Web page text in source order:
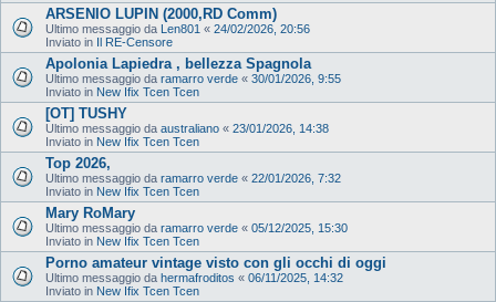
ARSENIO LUPIN (2000,RD Comm)
Ultimo messaggio da Len801 « 24/02/2026, 20:56
Inviato in Il RE-Censore
Apolonia Lapiedra , bellezza Spagnola
Ultimo messaggio da ramarro verde « 30/01/2026, 9:55
Inviato in New Ifix Tcen Tcen
[OT] TUSHY
Ultimo messaggio da australiano « 23/01/2026, 14:38
Inviato in New Ifix Tcen Tcen
Top 2026,
Ultimo messaggio da ramarro verde « 22/01/2026, 7:32
Inviato in New Ifix Tcen Tcen
Mary RoMary
Ultimo messaggio da ramarro verde « 05/12/2025, 15:30
Inviato in New Ifix Tcen Tcen
Porno amateur vintage visto con gli occhi di oggi
Ultimo messaggio da hermafroditos « 06/11/2025, 14:32
Inviato in New Ifix Tcen Tcen